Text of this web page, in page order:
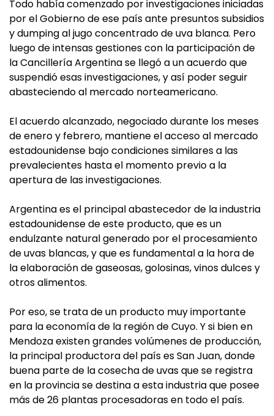
Todo había comenzado por investigaciones iniciadas
por el Gobierno de ese país ante presuntos subsidios
y dumping al jugo concentrado de uva blanca. Pero
luego de intensas gestiones con la participación de
la Cancillería Argentina se llegó a un acuerdo que
suspendió esas investigaciones, y así poder seguir
abasteciendo al mercado norteamericano.
El acuerdo alcanzado, negociado durante los meses
de enero y febrero, mantiene el acceso al mercado
estadounidense bajo condiciones similares a las
prevalecientes hasta el momento previo a la
apertura de las investigaciones.
Argentina es el principal abastecedor de la industria
estadounidense de este producto, que es un
endulzante natural generado por el procesamiento
de uvas blancas, y que es fundamental a la hora de
la elaboración de gaseosas, golosinas, vinos dulces y
otros alimentos.
Por eso, se trata de un producto muy importante
para la economía de la región de Cuyo. Y si bien en
Mendoza existen grandes volúmenes de producción,
la principal productora del país es San Juan, donde
buena parte de la cosecha de uvas que se registra
en la provincia se destina a esta industria que posee
más de 26 plantas procesadoras en todo el país.